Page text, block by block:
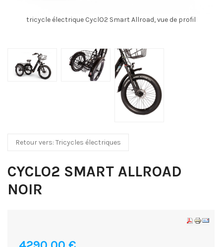
tricycle électrique CyclO2 Smart Allroad, vue de profil
Retour vers: Tricycles électriques
CYCLO2 SMART ALLROAD
NOIR